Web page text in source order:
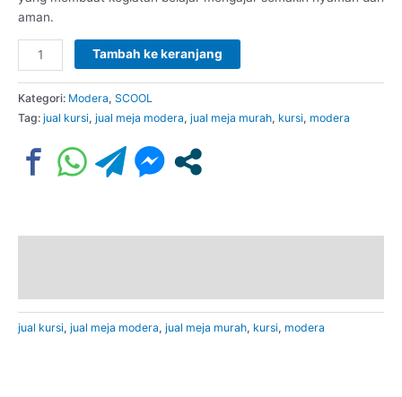
aman.
Tambah ke keranjang
Kategori: Modera, SCOOL
Tag: jual kursi, jual meja modera, jual meja murah, kursi, modera
jual kursi, jual meja modera, jual meja murah, kursi, modera